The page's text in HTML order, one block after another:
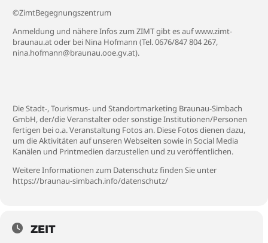
©ZimtBegegnungszentrum
Anmeldung und nähere Infos zum ZIMT gibt es aufwww.zimt-
braunau.atoder bei Nina Hofmann (Tel. 0676/847 804 267,
nina.hofmann@braunau.ooe.gv.at).
Die Stadt-, Tourismus- und Standortmarketing Braunau-Simbach
GmbH, der/die Veranstalter oder sonstige Institutionen/Personen
fertigen bei o.a. Veranstaltung Fotos an. Diese Fotos dienen dazu,
um die Aktivitäten auf unseren Webseiten sowie in Social Media
Kanälen und Printmedien darzustellen und zu veröffentlichen.
Weitere Informationen zum Datenschutz finden Sie unter
https://braunau-simbach.info/datenschutz/
ZEIT